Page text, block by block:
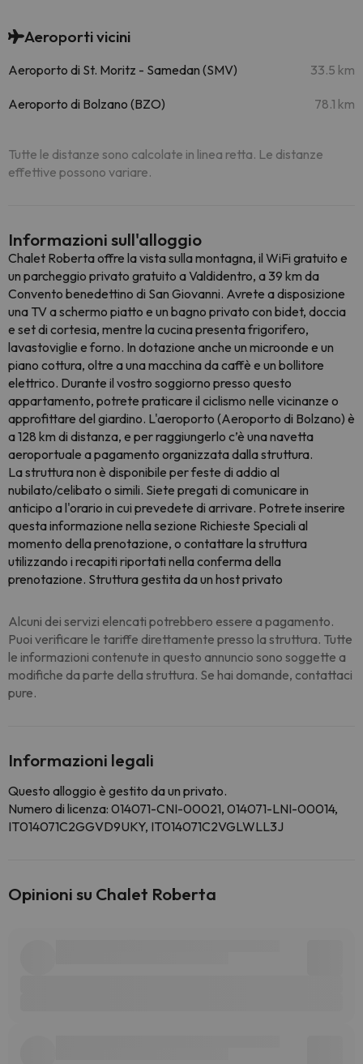
Aeroporti vicini
Aeroporto di St. Moritz - Samedan (SMV) 33.5 km
Aeroporto di Bolzano (BZO) 78.1 km
Tutte le distanze sono calcolate in linea retta. Le distanze
effettive possono variare.
Informazioni sull'alloggio
Chalet Roberta offre la vista sulla montagna, il WiFi gratuito e
un parcheggio privato gratuito a Valdidentro, a 39 km da
Convento benedettino di San Giovanni. Avrete a disposizione
una TV a schermo piatto e un bagno privato con bidet, doccia
e set di cortesia, mentre la cucina presenta frigorifero,
lavastoviglie e forno. In dotazione anche un microonde e un
piano cottura, oltre a una macchina da caffè e un bollitore
elettrico. Durante il vostro soggiorno presso questo
appartamento, potrete praticare il ciclismo nelle vicinanze o
approfittare del giardino. L'aeroporto (Aeroporto di Bolzano) è
a 128 km di distanza, e per raggiungerlo c’è una navetta
aeroportuale a pagamento organizzata dalla struttura.
La struttura non è disponibile per feste di addio al
nubilato/celibato o simili. Siete pregati di comunicare in
anticipo a l'orario in cui prevedete di arrivare. Potrete inserire
questa informazione nella sezione Richieste Speciali al
momento della prenotazione, o contattare la struttura
utilizzando i recapiti riportati nella conferma della
prenotazione. Struttura gestita da un host privato
Alcuni dei servizi elencati potrebbero essere a pagamento.
Puoi verificare le tariffe direttamente presso la struttura. Tutte
le informazioni contenute in questo annuncio sono soggette a
modifiche da parte della struttura. Se hai domande, contattaci
pure.
Informazioni legali
Questo alloggio è gestito da un privato.
Numero di licenza: 014071-CNI-00021, 014071-LNI-00014,
IT014071C2GGVD9UKY, IT014071C2VGLWLL3J
Opinioni su Chalet Roberta